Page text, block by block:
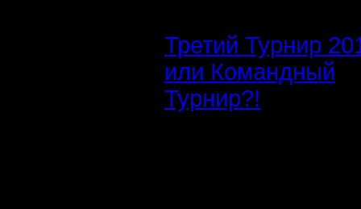
Третий Турнир
или Командный
Турнир?!